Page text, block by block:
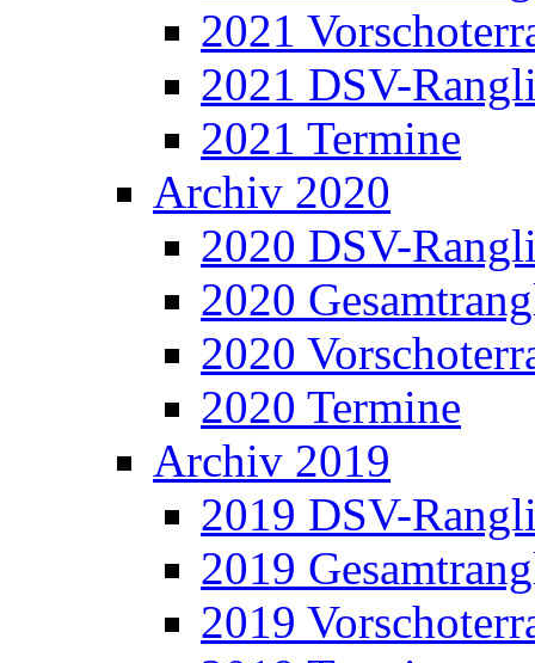
2021
2021 DSV-
2021 Termine
Archiv 2020
2020 DSV-
2020
2020
2020 Termine
Archiv 2019
2019 DSV-
2019
2019